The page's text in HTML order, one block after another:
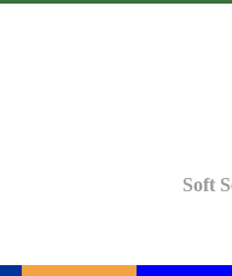
Soft